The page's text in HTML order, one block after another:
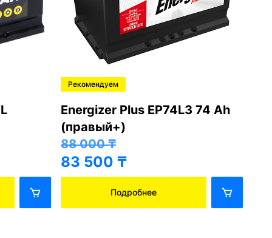
Рекомендуем
Energizer Plus EP74L3 74 Ah
(правый+)
88 000₸
83 500 ₸
Подробнее